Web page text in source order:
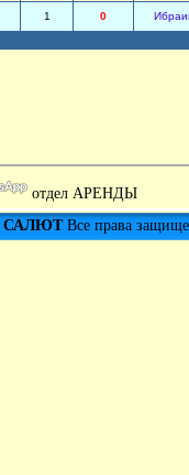
1 0
отдел АРЕНДЫ
САЛЮТВсе права